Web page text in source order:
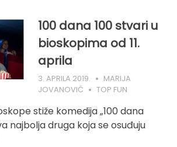
100 dana 100 stvari u
bioskopima od 11.
aprila
3. APRILA 2019.
MARIJA
JOVANOVIĆ
TOP FUN
stiže komedija „100 dana
najbolja druga koja se osuđuju